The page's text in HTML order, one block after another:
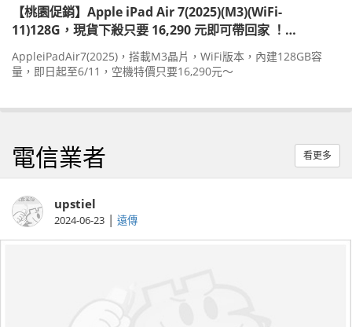
【桃園促銷】Apple iPad Air 7(2025)(M3)(WiFi-
11)128G，現貨下殺只要 16,290 元即可帶回家 ！
(6/5~6/11)
AppleiPadAir7(2025)，搭載M3晶片，WiFi版本，內建128GB容
量，即日起至6/11，空機特價只要16,290元～
看更多
電信業者
upstiel
2024-06-23 | 遠傳